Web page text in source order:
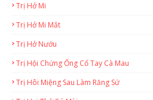
Trị Hở Mi
Trị Hở Mi Mắt
Trị Hở Nướu
Trị Hội Chứng Ống Cổ Tay Cà Mau
Trị Hôi Miệng Sau Làm Răng Sứ